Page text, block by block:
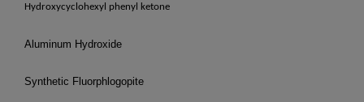
Hydroxycyclohexyl phenyl ketone
Aluminum Hydroxide
Synthetic Fluorphlogopite